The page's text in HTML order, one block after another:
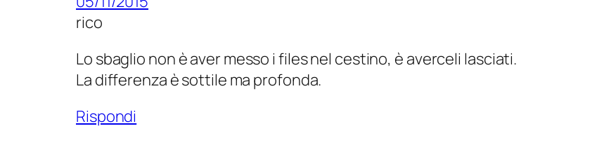
rico
Lo sbaglio non è aver messo i files nel cestino, è averceli lasciati.
La differenza è sottile ma profonda.
Rispondi